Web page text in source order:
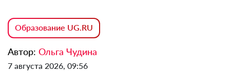
Образование UG.RU
Автор: Ольга Чудина
7 августа 2026, 09:56